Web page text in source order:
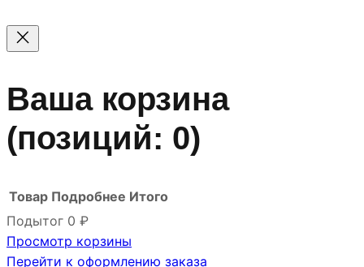
Ваша корзина
(позиций: 0)
Товары
Товар Подробнее Итого
Подытог 0 ₽
Просмотр корзины
Перейти к оформлению заказа